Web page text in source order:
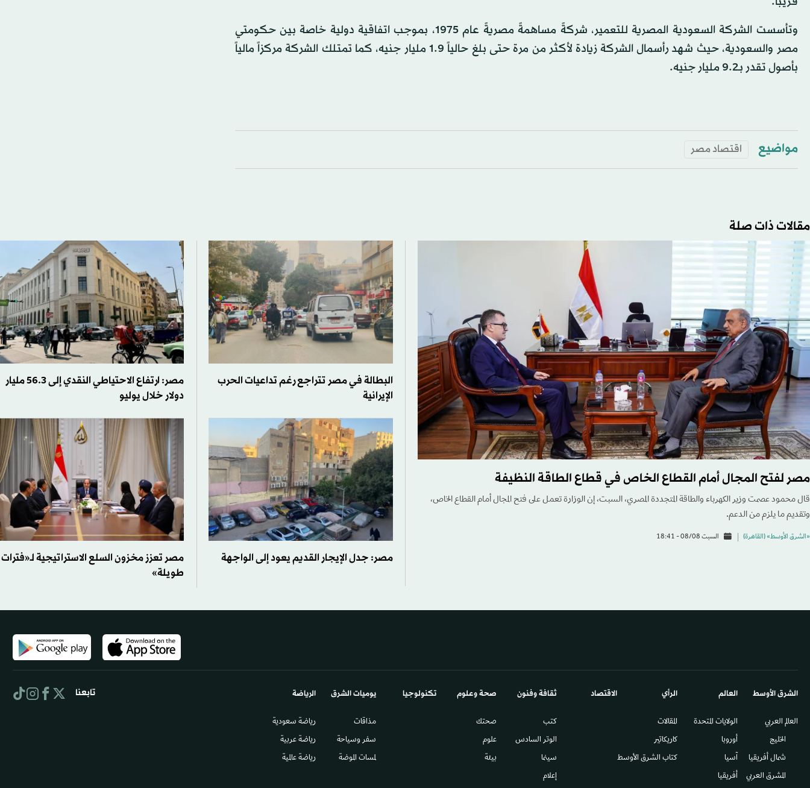
وتأسست الشركة السعودية المصرية للتعمير، شركةً مساهمةً مصريةً عام 1975، بموجب اتفاقية دولية خاصة بين حكومتي
مصر والسعودية، حيث شهد رأسمال الشركة زيادة لأكثر من مرة حتى بلغ حالياً 1.9 مليار جنيه، كما تمتلك الشركة مركزاً مالياً
بأصول تقدر بـ9.2 مليار جنيه.
مواضيع اقتصاد مصر
مقالات ذات صلة
مصر لفتح المجال أمام القطاع الخاص في قطاع الطاقة النظيفة
قال محمود عصمت وزير الكهرباء والطاقة المتجددة المصري، السبت، إن الوزارة تعمل على فتح المجال أمام القطاع الخاص،
وتقديم ما يلزم من الدعم.
«الشرق الأوسط» (القاهرة) السبت 08/08 - 18:41
البطالة في مصر تتراجع رغم تداعيات الحرب
الإيرانية
مصر: ارتفاع الاحتياطي النقدي إلى 56.3 مليار
دولار خلال يوليو
مصر: جدل الإيجار القديم يعود إلى الواجهة
مصر تعزز مخزون السلع الاستراتيجية لـ«فترات
طويلة»
الشرق الأوسط​
العالم العربي
الخليج
شمال أفريقيا
المشرق العربي
العالم
الولايات المتحدة
أوروبا
آسيا
أفريقيا
الرأي
المقالات
كاريكاتير
كتاب الشرق الأوسط
الاقتصاد ثقافة وفنون
كتب
الوتر السادس​
سينما
إعلام
صحة وعلوم
صحتك
علوم
بيئة
تكنولوجيا يوميات الشرق​
مذاقات
سفر وسياحة
لمسات الموضة
الرياضة
رياضة سعودية
رياضة عربية
رياضة عالمية
تابعنا